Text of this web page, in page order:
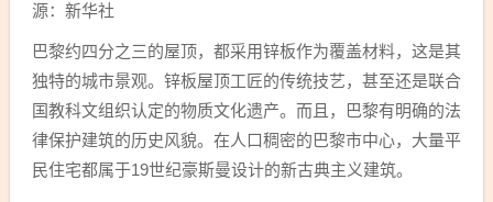
源：新华社
巴黎约四分之三的屋顶，都采用锌板作为覆盖材料，这是其
独特的城市景观。锌板屋顶工匠的传统技艺，甚至还是联合
国教科文组织认定的物质文化遗产。而且，巴黎有明确的法
律保护建筑的历史风貌。在人口稠密的巴黎市中心，大量平
民住宅都属于19世纪豪斯曼设计的新古典主义建筑。